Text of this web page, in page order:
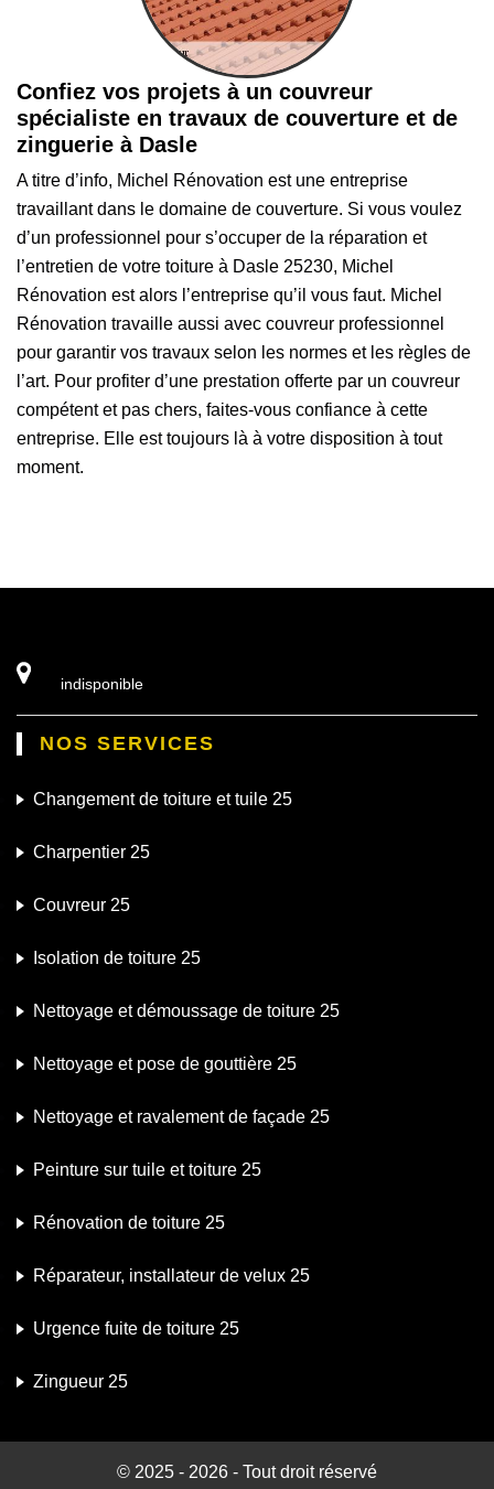
Confiez vos projets à un couvreur
spécialiste en travaux de couverture et de
zinguerie à Dasle
A titre d’info, Michel Rénovation est une entreprise
travaillant dans le domaine de couverture. Si vous voulez
d’un professionnel pour s’occuper de la réparation et
l’entretien de votre toiture à Dasle 25230, Michel
Rénovation est alors l’entreprise qu’il vous faut. Michel
Rénovation travaille aussi avec couvreur professionnel
pour garantir vos travaux selon les normes et les règles de
l’art. Pour profiter d’une prestation offerte par un couvreur
compétent et pas chers, faites-vous confiance à cette
entreprise. Elle est toujours là à votre disposition à tout
moment.
indisponible
NOS SERVICES
Changement de toiture et tuile 25
Charpentier 25
Couvreur 25
Isolation de toiture 25
Nettoyage et démoussage de toiture 25
Nettoyage et pose de gouttière 25
Nettoyage et ravalement de façade 25
Peinture sur tuile et toiture 25
Rénovation de toiture 25
Réparateur, installateur de velux 25
Urgence fuite de toiture 25
Zingueur 25
© 2025 - 2026 - Tout droit réservé